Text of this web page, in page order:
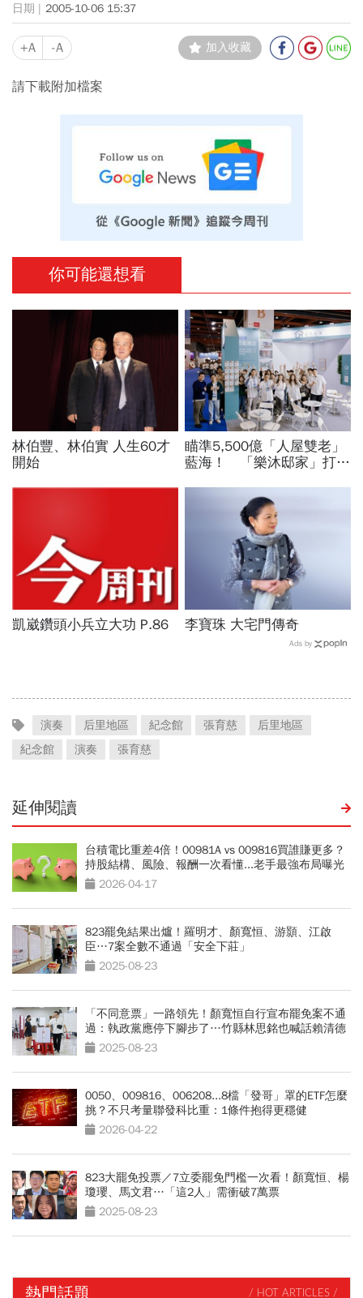
2005-10-06 15:37
+A -A 加入收藏
請下載附加檔案
你可能還想看
林伯豐、林伯實 人生60才
開始
瞄準5,500億「人屋雙老」
藍海！ 「樂沐邸家」打造
凱崴鑽頭小兵立大功 P.86 李寶珠 大宅門傳奇
Ads by
演奏 后里地區 紀念館 張育慈
后里地區
紀念館
演奏 張育慈
延伸閱讀
台積電比重差4倍！00981A vs 009816買誰賺更多？
持股結構、風險、報酬一次看懂...老手最強布局曝光
2026-04-17
823罷免結果出爐！羅明才、顏寬恒、游顥、江啟
臣…7案全數不通過「安全下莊」
2025-08-23
「不同意票」一路領先！顏寬恒自行宣布罷免案不通
過：執政黨應停下腳步了…竹縣林思銘也喊話賴清德
2025-08-23
0050、009816、006208...8檔「發哥」罩的ETF怎麼
挑？不只考量聯發科比重：1條件抱得更穩健
2026-04-22
823大罷免投票／7立委罷免門檻一次看！顏寬恒、楊
瓊瓔、馬文君…「這2人」需衝破7萬票
2025-08-23
熱門話題 / HOT ARTICLES /